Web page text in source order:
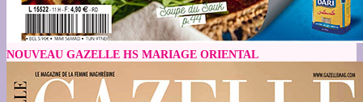
NOUVEAU GAZELLE HS MARIAGE ORIENTAL